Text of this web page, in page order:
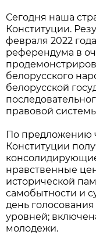
Сегодня наша
Конституции.
февраля 2022
референдума в
белорусского
белорусской
правовой
По предложению
Конституции
нравственные
исторической
самобытности и
день
уровней;
молодежи.